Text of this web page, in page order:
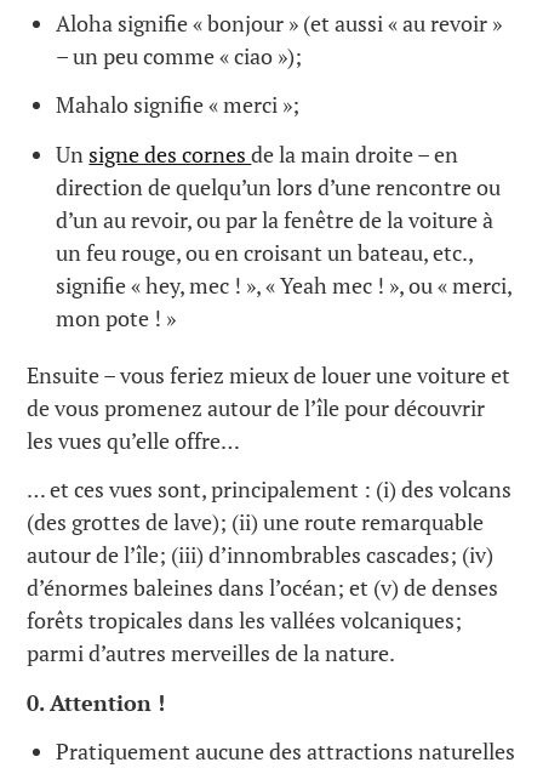
Aloha signifie « bonjour » (et aussi « au revoir »
– un peu comme « ciao »);
Mahalo signifie « merci »;
Un signe des cornesde la main droite – en
direction de quelqu’un lors d’une rencontre ou
d’un au revoir, ou par la fenêtre de la voiture à
un feu rouge, ou en croisant un bateau, etc.,
signifie « hey, mec ! », « Yeah mec ! », ou « merci,
mon pote ! »
Ensuite – vous feriez mieux de louer une voiture et
de vous promenez autour de l’île pour découvrir
les vues qu’elle offre…
… et ces vues sont, principalement : (i) des volcans
(des grottes de lave); (ii) une route remarquable
autour de l’île; (iii) d’innombrables cascades; (iv)
d’énormes baleines dans l’océan; et (v) de denses
forêts tropicales dans les vallées volcaniques;
parmi d’autres merveilles de la nature.
0. Attention !
Pratiquement aucune des attractions naturelles